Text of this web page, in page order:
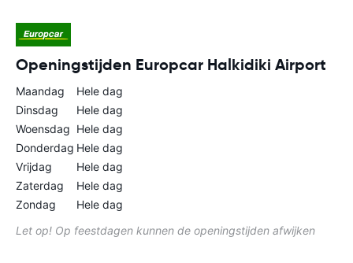
Openingstijden Europcar Halkidiki Airport
Maandag
Hele dag
Dinsdag
Hele dag
Woensdag Hele dag
Donderdag Hele dag
Vrijdag
Hele dag
Zaterdag
Hele dag
Zondag
Hele dag
Let op! Op feestdagen kunnen de openingstijden afwijken